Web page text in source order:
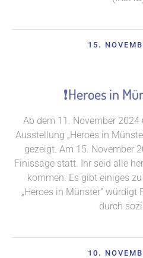
15.
❗Heroes in
Ab dem 11. November
Ausstellung „Heroes in
gezeigt. Am 15. November
Finissage statt. Ihr seid alle
kommen. Es gibt einiges
„Heroes in Münster“ würdigt
durch
10.